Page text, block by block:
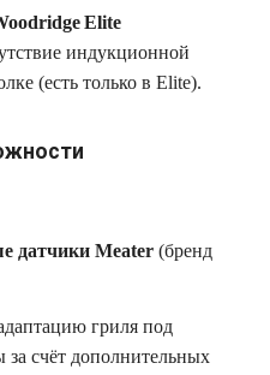
Elite
индукционной
(есть только в Elite).
датчики Meater (бренд
гриля под
счёт дополнительных